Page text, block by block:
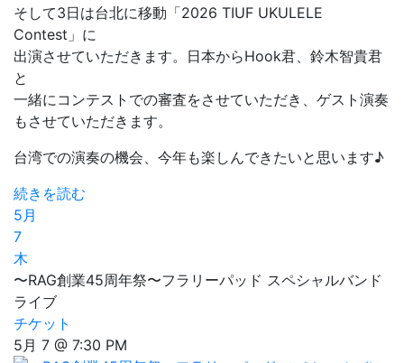
そして3日は台北に移動「2026 TIUF UKULELE
Contest」に
出演させていただきます。日本からHook君、鈴木智貴君
と
一緒にコンテストでの審査をさせていただき、ゲスト演奏
もさせていただきます。
台湾での演奏の機会、今年も楽しんできたいと思います♪
続きを読む
5月
7
木
〜RAG創業45周年祭〜フラリーパッド スペシャルバンド
ライブ
チケット
5月 7 @ 7:30 PM